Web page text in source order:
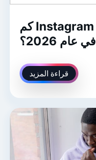
كم Instagram مقابل 1000 متابع
في عام 2026؟
قراءة المزيد